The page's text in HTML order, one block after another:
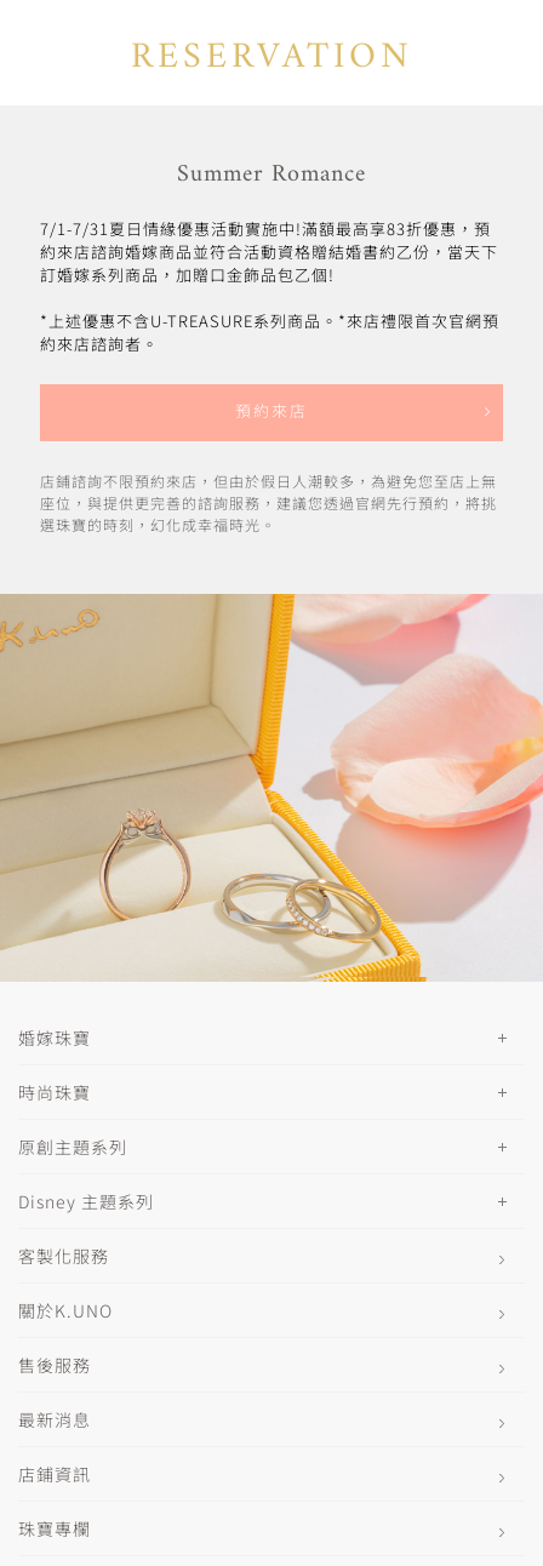
RESERVATION
Summer Romance
7/1-7/31夏日情緣優惠活動實施中!滿額最高享83折優惠，預
約來店諮詢婚嫁商品並符合活動資格贈結婚書約乙份，當天下
訂婚嫁系列商品，加贈口金飾品包乙個!
*上述優惠不含U-TREASURE系列商品。*來店禮限首次官網預
約來店諮詢者。
預約來店
店鋪諮詢不限預約來店，但由於假日人潮較多，為避免您至店上無
座位，與提供更完善的諮詢服務，建議您透過官網先行預約，將挑
選珠寶的時刻，幻化成幸福時光。
婚嫁珠寶
時尚珠寶
原創主題系列
Disney 主題系列
客製化服務
關於K.UNO
售後服務
最新消息
店鋪資訊
珠寶專欄